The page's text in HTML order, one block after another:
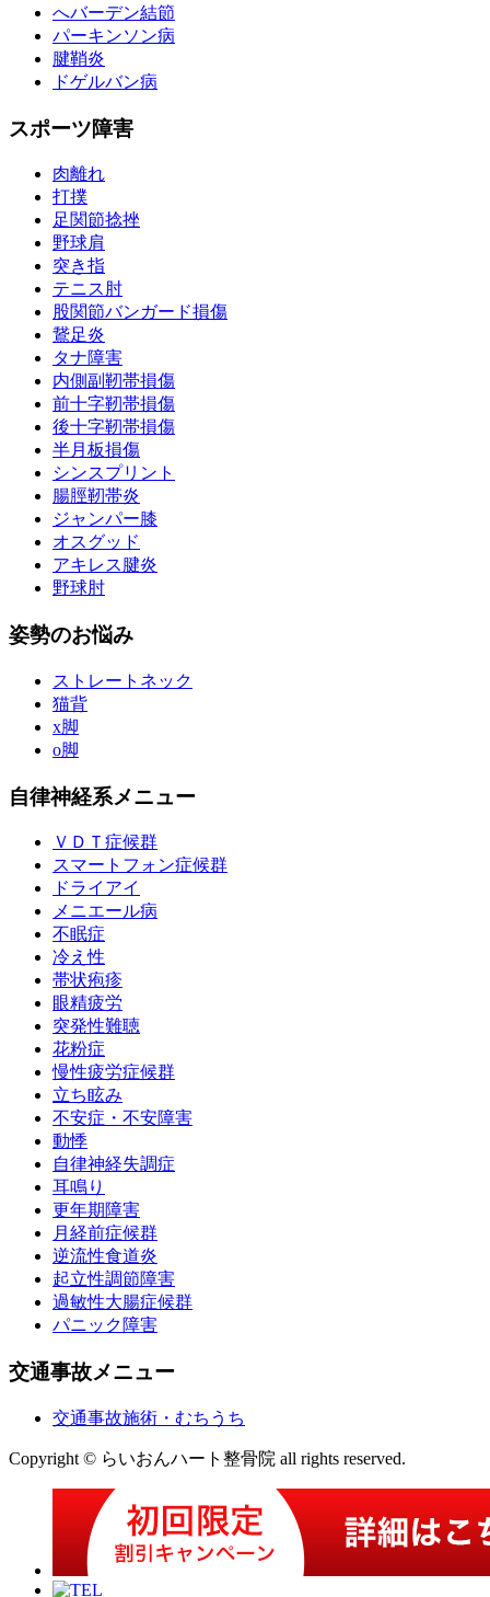
へバーデン結節
パーキンソン病
腱鞘炎
ドゲルバン病
スポーツ障害
肉離れ
打撲
足関節捻挫
野球肩
突き指
テニス肘
股関節バンガード損傷
鵞足炎
タナ障害
内側副靭帯損傷
前十字靭帯損傷
後十字靭帯損傷
半月板損傷
シンスプリント
腸脛靭帯炎
ジャンパー膝
オスグッド
アキレス腱炎
野球肘
姿勢のお悩み
ストレートネック
猫背
x脚
o脚
自律神経系メニュー
ＶＤＴ症候群
スマートフォン症候群
ドライアイ
メニエール病
不眠症
冷え性
帯状疱疹
眼精疲労
突発性難聴
花粉症
慢性疲労症候群
立ち眩み
不安症・不安障害
動悸
自律神経失調症
耳鳴り
更年期障害
月経前症候群
逆流性食道炎
起立性調節障害
過敏性大腸症候群
パニック障害
交通事故メニュー
交通事故施術・むちうち
Copyright © らいおんハート整骨院 all rights reserved.